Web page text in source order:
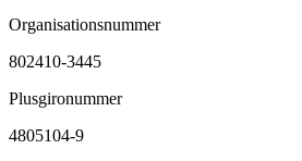
Organisationsnummer
802410-3445
Plusgironummer
4805104-9